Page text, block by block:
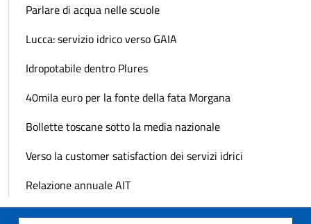
Parlare di acqua nelle scuole
Lucca: servizio idrico verso GAIA
Idropotabile dentro Plures
40mila euro per la fonte della fata Morgana
Bollette toscane sotto la media nazionale
Verso la customer satisfaction dei servizi idrici
Relazione annuale AIT